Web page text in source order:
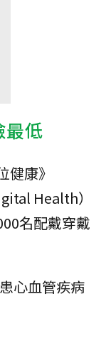
最低
康》
Health）
名配戴穿戴
心血管疾病